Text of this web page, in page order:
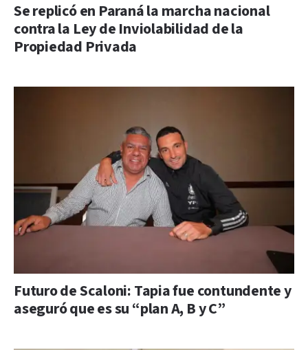
Se replicó en Paraná la marcha nacional
contra la Ley de Inviolabilidad de la
Propiedad Privada
Futuro de Scaloni: Tapia fue contundente y
aseguró que es su “plan A, B y C”